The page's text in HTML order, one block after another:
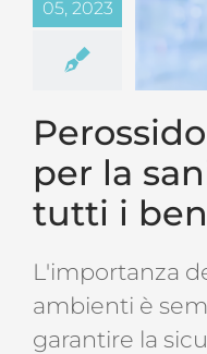
05, 2023
per la
tutti i
L'importanza
ambienti è
garantire la